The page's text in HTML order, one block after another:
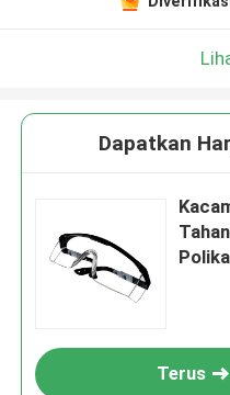
Dapatkan
Terus